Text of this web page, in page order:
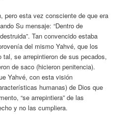
pero esta vez consciente de que era
Su mensaje: “Dentro de
Tan convencido estaba
del mismo Yahvé, que los
tal, se arrepintieron de sus pecados,
de saco (hicieron penitencia).
Yahvé, con esta visión
humanas) de Dios que
“se arrepintiera” de las
y no las cumpliera.